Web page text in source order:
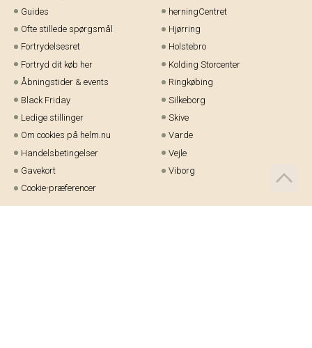
Guides
Ofte stillede spørgsmål
Fortrydelsesret
Fortryd dit køb her
Åbningstider & events
Black Friday
Ledige stillinger
Om cookies på helm.nu
Handelsbetingelser
Gavekort
Cookie-præferencer
herningCentret
Hjørring
Holstebro
Kolding Storcenter
Ringkøbing
Silkeborg
Skive
Varde
Vejle
Viborg